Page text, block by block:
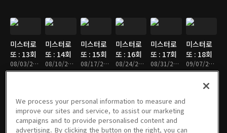
미스터로
또 : 13회
08/03/2023 • 1시간 52분
미스터로
또 : 14회
08/10/2023 • 1시간 55분
미스터로
또 : 15회
08/17/2023 • 1시간 48분
미스터로
또 : 16회
08/24/2023 • 1시간 50분
미스터로
또 : 17회
08/31/2023 • 1시간 46분
미스터로
또 : 18회
09/07/2023 • 1시간 55분
미스터로
또 : 19회
미스터로
또 : 특별
미스터로
또 :
미스터로
또 : 20회
미스터로
또 : 21회
We process your personal information to measure and
improve our sites and service, to assist our marketing
campaigns and to provide personalised content and
advertising. By clicking the button on the right, you can